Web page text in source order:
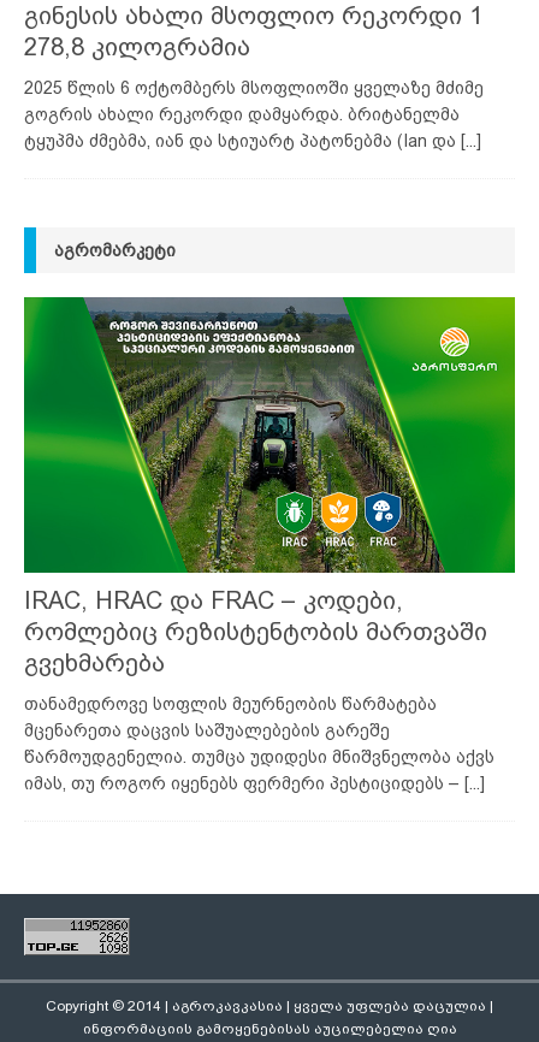
გინესის ახალი მსოფლიო რეკორდი 1
278,8 კილოგრამია
2025 წლის 6 ოქტომბერს მსოფლიოში ყველაზე მძიმე
გოგრის ახალი რეკორდი დამყარდა. ბრიტანელმა
ტყუპმა ძმებმა, იან და სტიუარტ პატონებმა (Ian და [...]
ᲐᲒᲠᲝᲛᲐᲠᲙᲔᲢᲘ
IRAC, HRAC და FRAC – კოდები,
რომლებიც რეზისტენტობის მართვაში
გვეხმარება
თანამედროვე სოფლის მეურნეობის წარმატება
მცენარეთა დაცვის საშუალებების გარეშე
წარმოუდგენელია. თუმცა უდიდესი მნიშვნელობა აქვს
იმას, თუ როგორ იყენებს ფერმერი პესტიციდებს – [...]
Copyright © 2014 | აგროკავკასია | ყველა უფლება დაცულია |
ინფორმაციის გამოყენებისას აუცილებელია ღია